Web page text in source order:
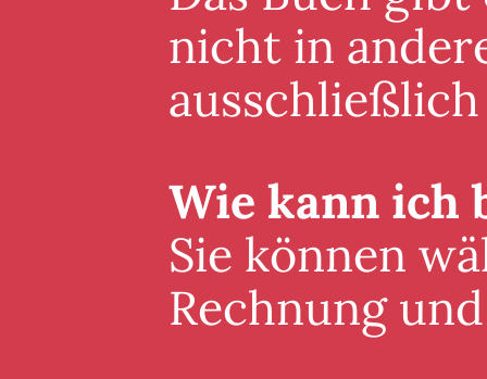
nicht in
Wie kann ich
Sie können
Rechnung